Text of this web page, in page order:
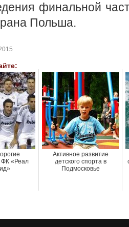
финальной
Польша.
«Реал
Активное развитие
детского спорта в
Подмосковье